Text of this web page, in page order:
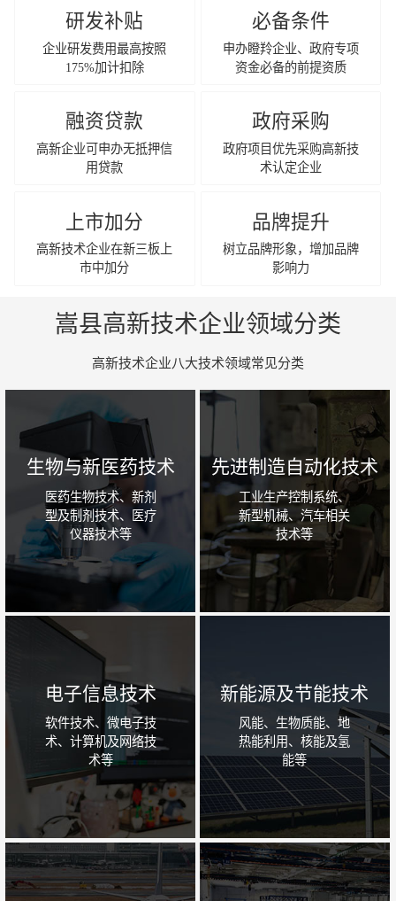
研发补贴
企业研发费用最高按照
175%加计扣除
必备条件
申办瞪羚企业、政府专项
资金必备的前提资质
融资贷款
高新企业可申办无抵押信
用贷款
政府采购
政府项目优先采购高新技
术认定企业
上市加分
高新技术企业在新三板上
市中加分
品牌提升
树立品牌形象，增加品牌
影响力
嵩县高新技术企业领域分类
高新技术企业八大技术领域常见分类
生物与新医药技术
医药生物技术、新剂
型及制剂技术、医疗
仪器技术等
先进制造自动化技术
工业生产控制系统、
新型机械、汽车相关
技术等
电子信息技术
软件技术、微电子技
术、计算机及网络技
术等
新能源及节能技术
风能、生物质能、地
热能利用、核能及氢
能等